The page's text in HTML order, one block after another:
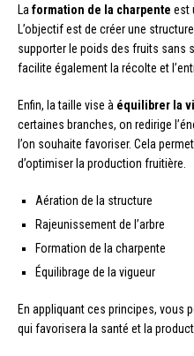
La formation de la charpente est
L’objectif est de créer une
supporter le poids des fruits sans
facilite également la récolte et
Enfin, la taille vise à équilibrer la
certaines branches, on redirige
l’on souhaite favoriser. Cela
d’optimiser la production fruitière.
Aération de la structure
Rajeunissement de l’arbre
Formation de la charpente
Équilibrage de la vigueur
En appliquant ces principes, vous
qui favorisera la santé et la